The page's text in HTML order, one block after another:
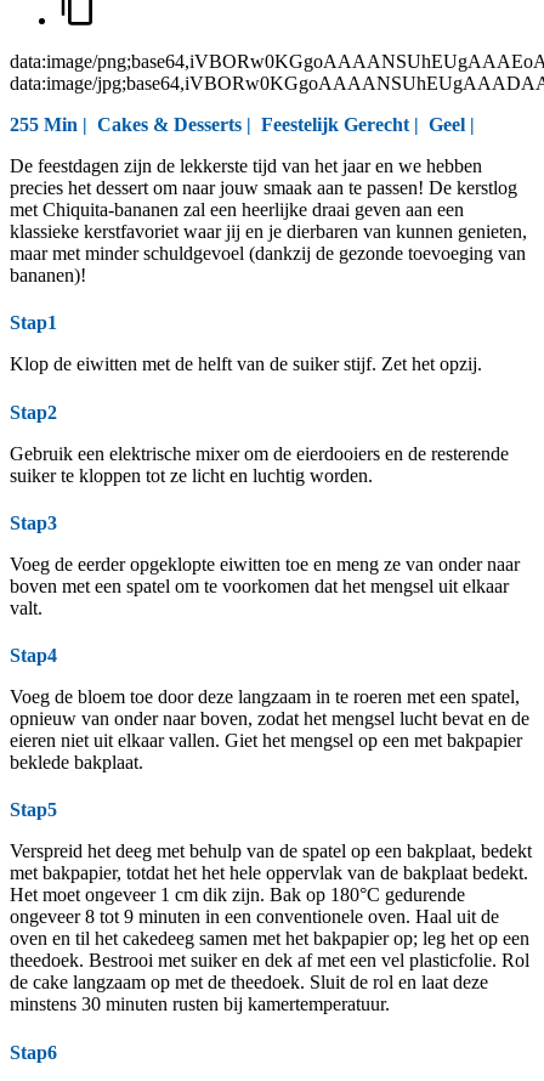
data:image/
data:image/
255 Min | Cakes & Desserts | Feestelijk Gerecht | Geel |
De feestdagen zijn de lekkerste tijd van het jaar en we hebben
precies het dessert om naar jouw smaak aan te passen! De kerstlog
met Chiquita-bananen zal een heerlijke draai geven aan een
klassieke kerstfavoriet waar jij en je dierbaren van kunnen genieten,
maar met minder schuldgevoel (dankzij de gezonde toevoeging van
bananen)!
Stap1
Klop de eiwitten met de helft van de suiker stijf. Zet het opzij.
Stap2
Gebruik een elektrische mixer om de eierdooiers en de resterende
suiker te kloppen tot ze licht en luchtig worden.
Stap3
Voeg de eerder opgeklopte eiwitten toe en meng ze van onder naar
boven met een spatel om te voorkomen dat het mengsel uit elkaar
valt.
Stap4
Voeg de bloem toe door deze langzaam in te roeren met een spatel,
opnieuw van onder naar boven, zodat het mengsel lucht bevat en de
eieren niet uit elkaar vallen. Giet het mengsel op een met bakpapier
beklede bakplaat.
Stap5
Verspreid het deeg met behulp van de spatel op een bakplaat, bedekt
met bakpapier, totdat het het hele oppervlak van de bakplaat bedekt.
Het moet ongeveer 1 cm dik zijn. Bak op 180°C gedurende
ongeveer 8 tot 9 minuten in een conventionele oven. Haal uit de
oven en til het cakedeeg samen met het bakpapier op; leg het op een
theedoek. Bestrooi met suiker en dek af met een vel plasticfolie. Rol
de cake langzaam op met de theedoek. Sluit de rol en laat deze
minstens 30 minuten rusten bij kamertemperatuur.
Stap6